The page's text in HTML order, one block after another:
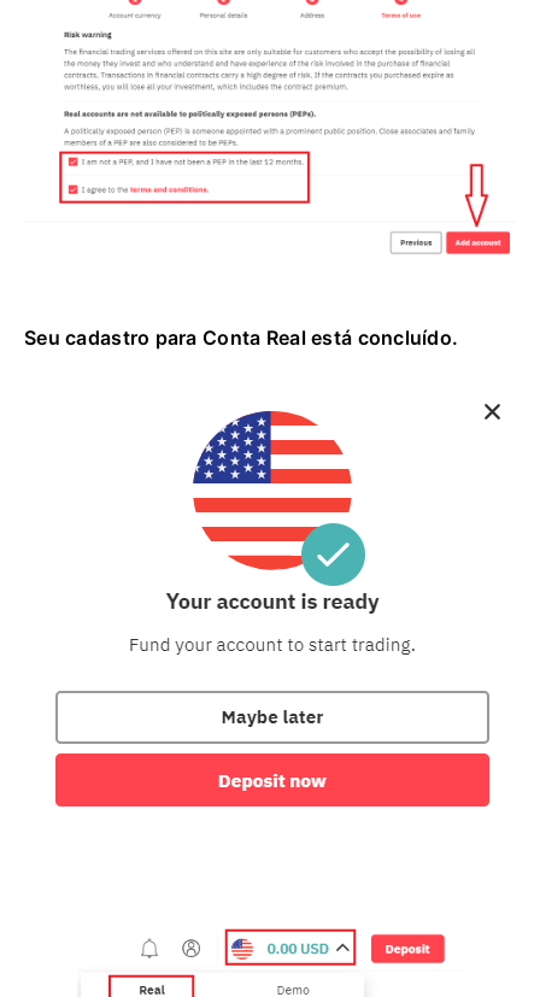
Seu cadastro para Conta Real está concluído.